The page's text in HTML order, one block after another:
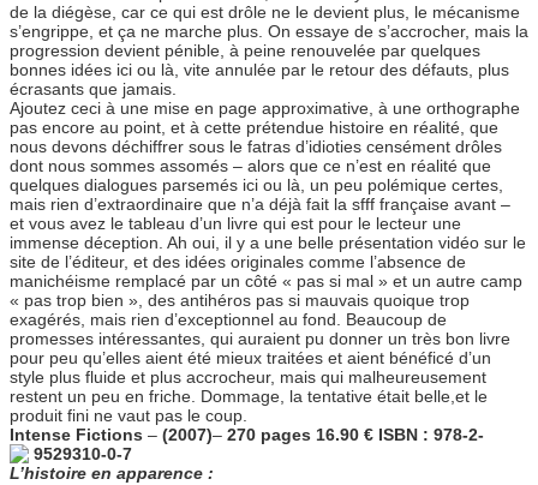
de la diégèse, car ce qui est drôle ne le devient plus, le mécanisme
s’engrippe, et ça ne marche plus. On essaye de s’accrocher, mais la
progression devient pénible, à peine renouvelée par quelques
bonnes idées ici ou là, vite annulée par le retour des défauts, plus
écrasants que jamais.
Ajoutez ceci à une mise en page approximative, à une orthographe
pas encore au point, et à cette prétendue histoire en réalité, que
nous devons déchiffrer sous le fatras d’idioties censément drôles
dont nous sommes assomés – alors que ce n’est en réalité que
quelques dialogues parsemés ici ou là, un peu polémique certes,
mais rien d’extraordinaire que n’a déjà fait la sfff française avant –
et vous avez le tableau d’un livre qui est pour le lecteur une
immense déception. Ah oui, il y a une belle présentation vidéo sur le
site de l’éditeur, et des idées originales comme l’absence de
manichéisme remplacé par un côté « pas si mal » et un autre camp
« pas trop bien », des antihéros pas si mauvais quoique trop
exagérés, mais rien d’exceptionnel au fond. Beaucoup de
promesses intéressantes, qui auraient pu donner un très bon livre
pour peu qu’elles aient été mieux traitées et aient bénéficé d’un
style plus fluide et plus accrocheur, mais qui malheureusement
restent un peu en friche. Dommage, la tentative était belle,et le
produit fini ne vaut pas le coup.
Intense Fictions – (2007)– 270 pages 16.90 € ISBN : 978-2-
9529310-0-7
L’histoire en apparence :